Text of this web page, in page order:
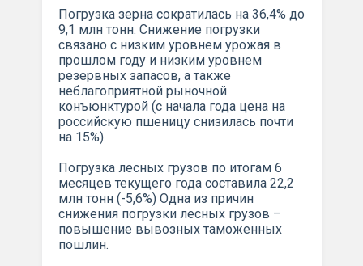
Погрузка зерна сократилась на 36,4% до
9,1 млн тонн. Снижение погрузки
связано с низким уровнем урожая в
прошлом году и низким уровнем
резервных запасов, а также
неблагоприятной рыночной
конъюнктурой (с начала года цена на
российскую пшеницу снизилась почти
на 15%).
Погрузка лесных грузов по итогам 6
месяцев текущего года составила 22,2
млн тонн (-5,6%) Одна из причин
снижения погрузки лесных грузов –
повышение вывозных таможенных
пошлин.